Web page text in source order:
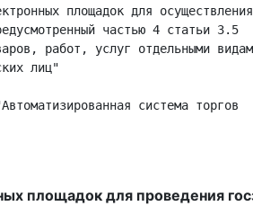
площадок для осуществления
частью 4 статьи 3.5
работ, услуг отдельными
лиц"
система торгов
площадок для проведения